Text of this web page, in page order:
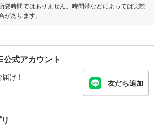
要時間ではありません。時間帯などによっては実際
あります。
式アカウント
け！
友だち追加